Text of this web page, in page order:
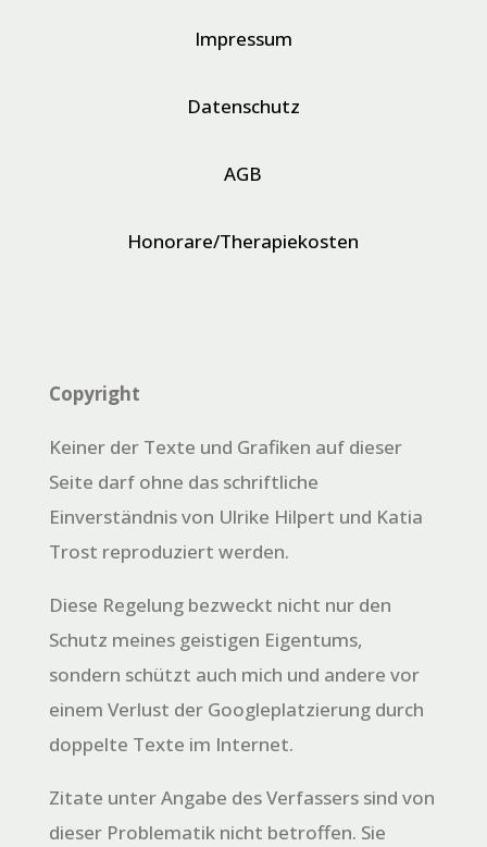
Impressum
Datenschutz
AGB
Honorare/Therapiekosten
Copyright
Keiner der Texte und Grafiken auf dieser
Seite darf ohne das schriftliche
Einverständnis von Ulrike Hilpert und Katia
Trost reproduziert werden.
Diese Regelung bezweckt nicht nur den
Schutz meines geistigen Eigentums,
sondern schützt auch mich und andere vor
einem Verlust der Googleplatzierung durch
doppelte Texte im Internet.
Zitate unter Angabe des Verfassers sind von
dieser Problematik nicht betroffen. Sie